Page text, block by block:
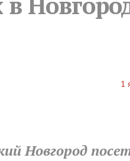
1
Новгород